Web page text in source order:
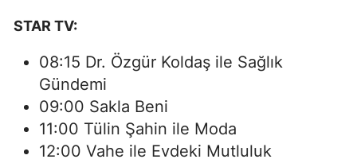
STAR TV:
08:15 Dr. Özgür Koldaş ile Sağlık
Gündemi
09:00 Sakla Beni
11:00 Tülin Şahin ile Moda
12:00 Vahe ile Evdeki Mutluluk